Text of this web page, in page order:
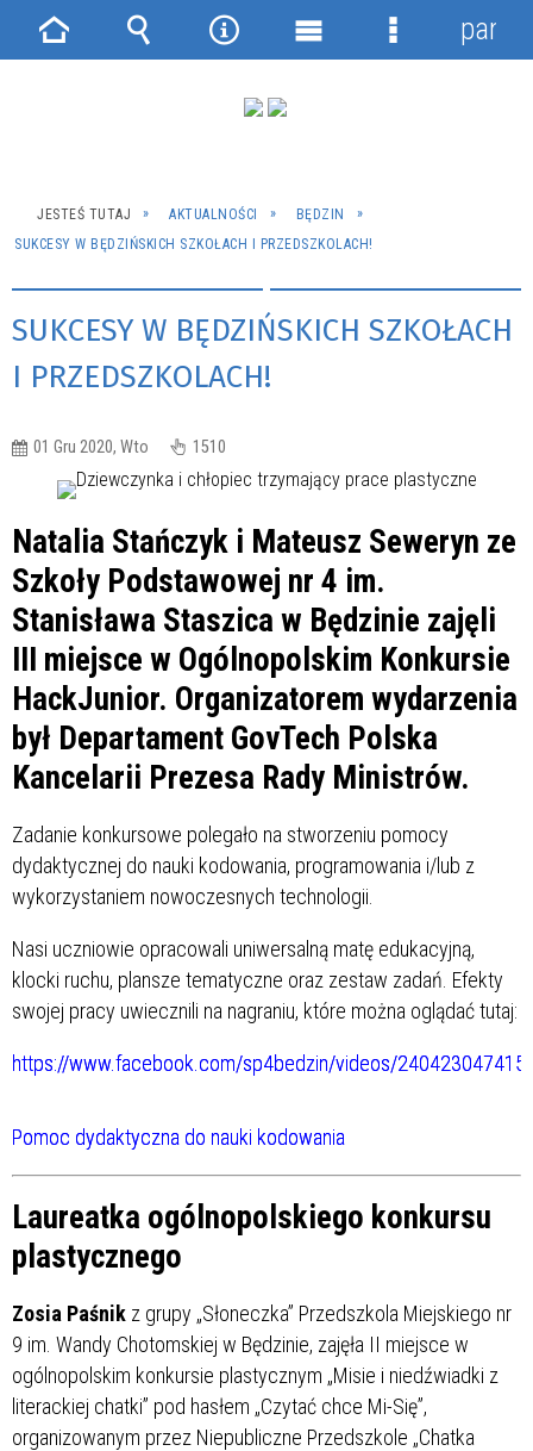
JESTEŚ TUTAJ AKTUALNOŚCI
BĘDZIN
SUKCESY W BĘDZIŃSKICH SZKOŁACH I PRZEDSZKOLACH!
SUKCESY W BĘDZIŃSKICH SZKOŁACH
I PRZEDSZKOLACH!
01 Gru 2020, Wto 1510
Natalia Stańczyk i Mateusz Seweryn ze
Szkoły Podstawowej nr 4 im.
Stanisława Staszica w Będzinie zajęli
III miejsce w Ogólnopolskim Konkursie
HackJunior. Organizatorem wydarzenia
był Departament GovTech Polska
Kancelarii Prezesa Rady Ministrów.
Zadanie konkursowe polegało na stworzeniu pomocy
dydaktycznej do nauki kodowania, programowania i/lub z
wykorzystaniem nowoczesnych technologii.
Nasi uczniowie opracowali uniwersalną matę edukacyjną,
klocki ruchu, plansze tematyczne oraz zestaw zadań. Efekty
swojej pracy uwiecznili na nagraniu, które można oglądać tutaj:
https://www.facebook.com/sp4bedzin/videos/
Pomoc dydaktyczna do nauki kodowania
Laureatka ogólnopolskiego konkursu
plastycznego
Zosia Paśnik z grupy „Słoneczka” Przedszkola Miejskiego nr
9 im. Wandy Chotomskiej w Będzinie, zajęła II miejsce w
ogólnopolskim konkursie plastycznym „Misie i niedźwiadki z
literackiej chatki” pod hasłem „Czytać chce Mi-Się”,
organizowanym przez Niepubliczne Przedszkole „Chatka
Strona Wyszukiwarka
NarzędziaMenu
Menu
panel